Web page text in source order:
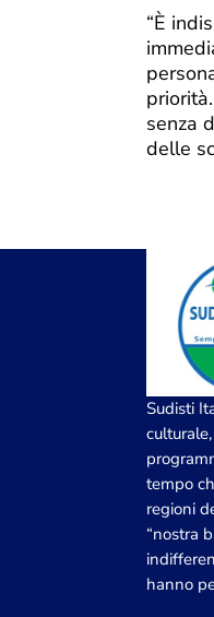
“È
senza
delle
Sudisti
tempo
regioni
“nostra
hanno